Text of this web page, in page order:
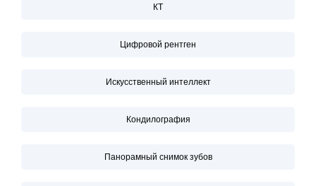
КТ
Цифровой рентген
Искусственный интеллект
Кондилография
Панорамный снимок зубов